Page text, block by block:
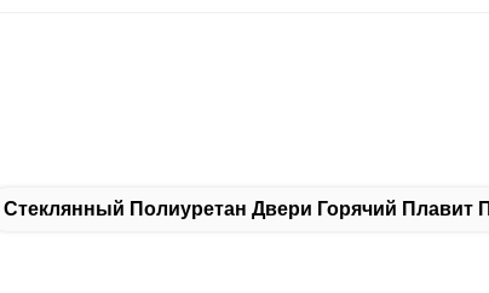
Стеклянный Полиуретан Двери Горячий Плавит